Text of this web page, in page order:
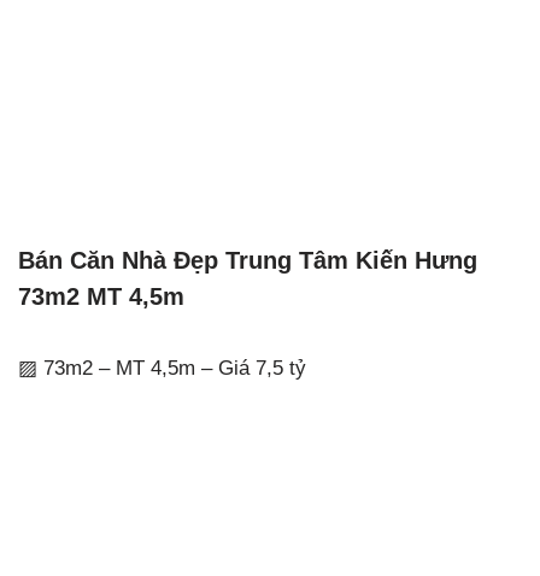
Bán Căn Nhà Đẹp Trung Tâm Kiến Hưng
73m2 MT 4,5m
▨ 73m2 – MT 4,5m – Giá 7,5 tỷ